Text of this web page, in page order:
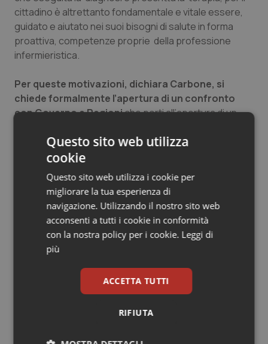
Salute orale & impianti
Sangue & coagulazione
Tumore al seno
Tumore ovarico
Tumori del Polmone & Testa Collo
Tumori gastrointestinali
Ulcera & Reflusso
cittadino è altrettanto fondamentale e vitale essere,
guidato e aiutato nei suoi bisogni di salute in forma
proattiva, competenze proprie della professione
infermieristica.
Per queste motivazioni, dichiara Carbone, si
chiede formalmente l’apertura di un confronto
con Governo e Regioniche porti all’apertura di un
Nazionali sia per l’istituzione dell’infermiere di famiglia
che per le professioni sanitarie della riabilitazione
nonché per l’ostetrica di comunità.
01 Febbraio 2019
© Riproduzione riservata
Questo sito web utilizza
cookie
Questo sito web utilizza i cookie per
migliorare la tua esperienza di
navigazione. Utilizzando il nostro sito web
acconsenti a tutti i cookie in conformità
con la nostra policy per i cookie. Leggi di
più
ACCETTA TUTTI
RIFIUTA